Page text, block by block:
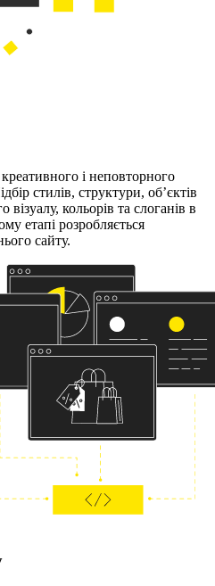
і неповторного
стилів, структури, об’єктів
візуалу, кольорів та слоганів в
етапі розробляється
сайту.